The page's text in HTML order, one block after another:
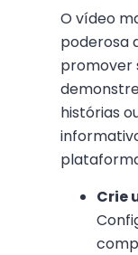
O vídeo
poderosa
promover
histórias
Crie